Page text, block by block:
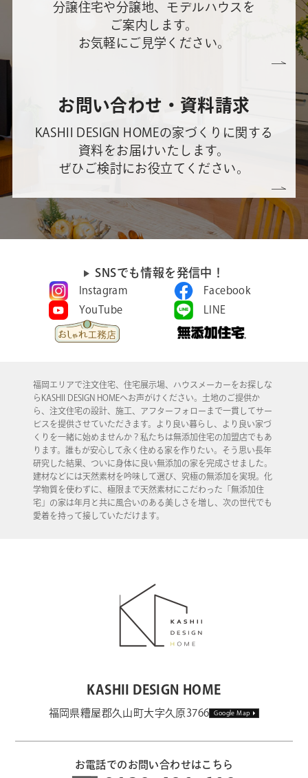
分譲住宅や分譲地、モデルハウスを
ご案内します。
お気軽にご見学ください。
お問い合わせ・資料請求
KASHII DESIGN HOMEの家づくりに関する
資料をお届けいたします。
ぜひご検討にお役立てください。
SNSでも情報を発信中！
Instagram
Facebook
YouTube
LINE
福岡エリアで注文住宅、住宅展示場、ハウスメーカーをお探しな
らKASHII DESIGN HOMEへお声がけください。土地のご提供か
ら、注文住宅の設計、施工、アフターフォローまで一貫してサー
ビスを提供させていただきます。より良い暮らし、より良い家づ
くりを一緒に始めませんか？私たちは無添加住宅の加盟店でもあ
ります。誰もが安心して永く住める家を作りたい。そう思い長年
研究した結果、ついに身体に良い無添加の家を完成させました。
建材などには天然素材を吟味して選び、究極の無添加を実現。化
学物質を使わずに、極限まで天然素材にこだわった「無添加住
宅」の家は年月と共に風合いのある美しさを増し、次の世代でも
愛着を持って接していただけます。
KASHII DESIGN HOME
福岡県糟屋郡久山町大字久原3766 Google Map
お電話でのお問い合わせはこちら